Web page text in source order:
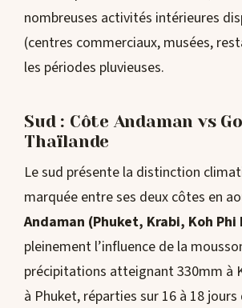
nombreuses activités intérieures
(centres commerciaux, musées,
les périodes pluvieuses.
Sud : Côte Andaman vs
Thaïlande
Le sud présente la distinction
marquée entre ses deux côtes en
Andaman (Phuket, Krabi, Koh Phi
pleinement l’influence de la
précipitations atteignant 330mm à
à Phuket, réparties sur 16 à 18